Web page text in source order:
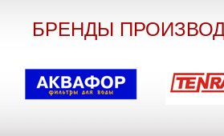
БРЕНДЫ